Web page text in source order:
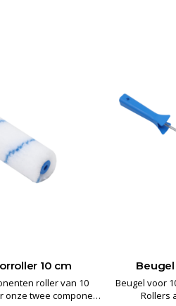
10 cm
roller van 10
onze twee component
Beugel voor
Rollers